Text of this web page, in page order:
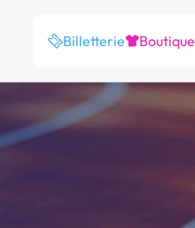
Billetterie Boutique